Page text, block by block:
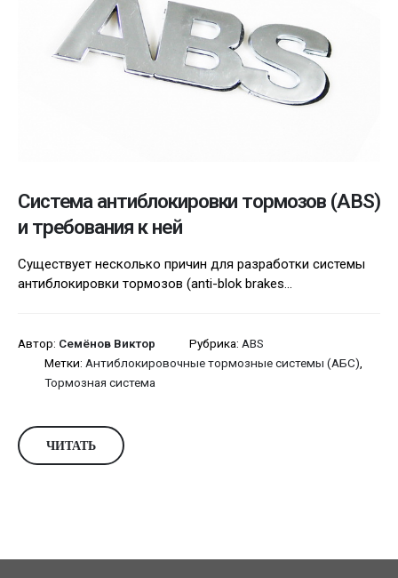
Система антиблокировки тормозов (ABS)
и требования к ней
Существует несколько причин для разработки системы
антиблокировки тормозов (anti-blok brakes...
Автор: Семёнов Виктор Рубрика: ABS
Метки: Антиблокировочные тормозные системы (АБС)
Тормозная система
ЧИТАТЬ